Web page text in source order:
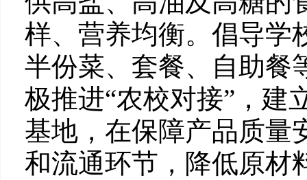
样、营养均衡。倡导学
半份菜、套餐、自助餐
极推进“农校对接”，建
基地，在保障产品质量
和流通环节，降低原材